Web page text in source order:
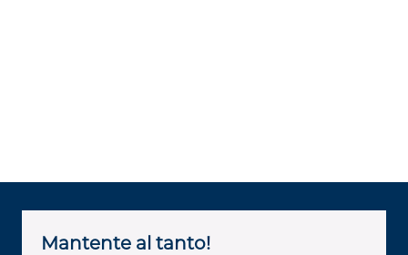
Mantente al tanto!